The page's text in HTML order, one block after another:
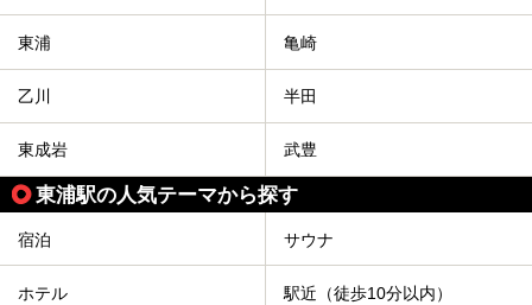
東浦 亀崎
乙川 半田
東成岩 武豊
東浦駅の人気テーマから探す
宿泊 サウナ
ホテル 駅近（徒歩10分以内）